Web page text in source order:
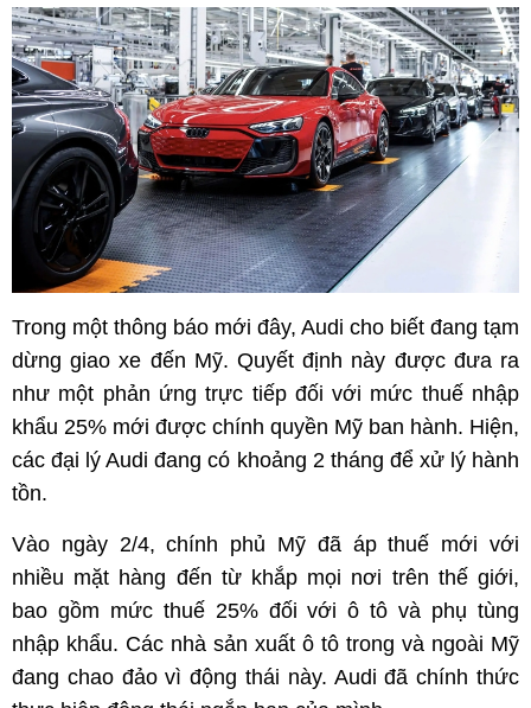
Trong một thông báo mới đây, Audi cho biết đang tạm
dừng giao xe đến Mỹ. Quyết định này được đưa ra
như một phản ứng trực tiếp đối với mức thuế nhập
khẩu 25% mới được chính quyền Mỹ ban hành. Hiện,
các đại lý Audi đang có khoảng 2 tháng để xử lý hành
tồn.
Vào ngày 2/4, chính phủ Mỹ đã áp thuế mới với
nhiều mặt hàng đến từ khắp mọi nơi trên thế giới,
bao gồm mức thuế 25% đối với ô tô và phụ tùng
nhập khẩu. Các nhà sản xuất ô tô trong và ngoài Mỹ
đang chao đảo vì động thái này. Audi đã chính thức